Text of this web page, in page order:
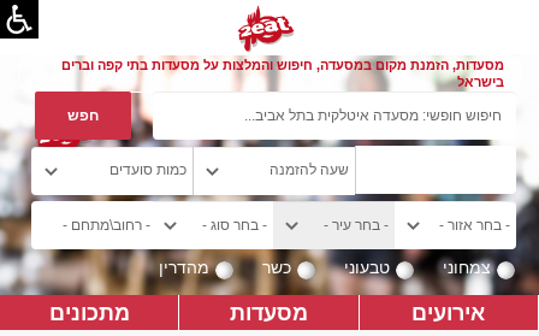
מסעדות, הזמנת מקום במסעדה, חיפוש והמלצות על מסעדות בתי קפה וברים
בישראל
צמחוני טבעוני כשר מהדרין
אירועים מסעדות מתכונים